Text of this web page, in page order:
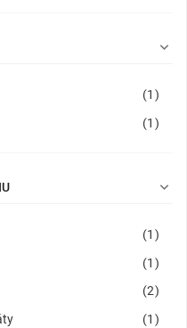

(1)
(1)

(1)
(1)
(2)
(1)